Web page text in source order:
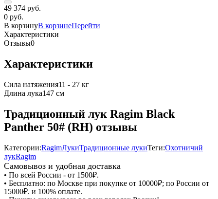
49 374 руб.
0 руб.
В корзинуВ корзинеПерейти
Характеристики
Отзывы0
Характеристики
Сила натяжения11 - 27 кг
Длина лука147 см
Традиционный лук Ragim Black
Panther 50# (RH) отзывы
Категории:RagimЛукиТрадиционные лукиТеги:Охотничий
лукRagim
Самовывоз и удобная доставка
• По всей России - от 1500₽.
• Бесплатно: по Москве при покупке от 10000₽; по России от
15000₽. и 100% оплате.